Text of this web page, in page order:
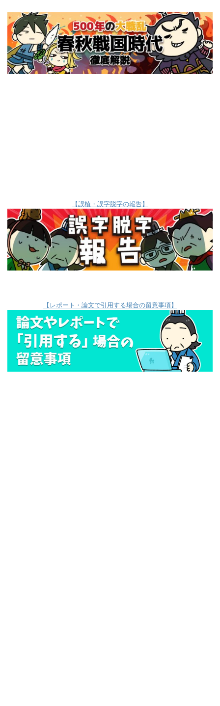
【誤植・誤字脱字の報告】
【レポート・論文で引用する場合の留意事項】